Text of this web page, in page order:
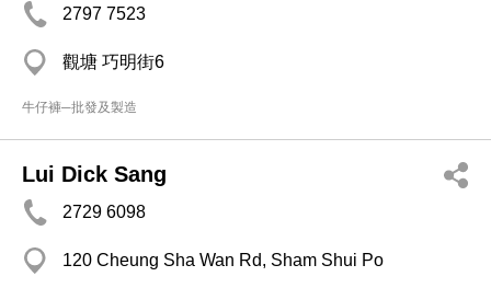
2797 7523
觀塘 巧明街6
牛仔褲─批發及製造
Lui Dick Sang
2729 6098
120 Cheung Sha Wan Rd, Sham Shui Po